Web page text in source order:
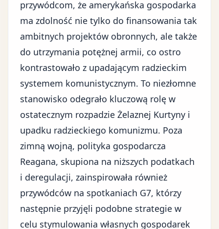
przywódcom, że amerykańska gospodarka
ma zdolność nie tylko do finansowania tak
ambitnych projektów obronnych, ale także
do utrzymania potężnej armii, co ostro
kontrastowało z upadającym radzieckim
systemem komunistycznym. To niezłomne
stanowisko odegrało kluczową rolę w
ostatecznym rozpadzie Żelaznej Kurtyny i
upadku radzieckiego komunizmu. Poza
zimną wojną, polityka gospodarcza
Reagana, skupiona na niższych podatkach
i deregulacji, zainspirowała również
przywódców na spotkaniach G7, którzy
następnie przyjęli podobne strategie w
celu stymulowania własnych gospodarek